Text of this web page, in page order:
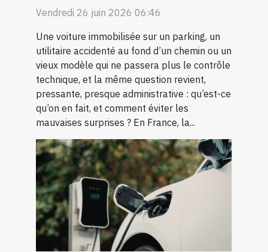
Vendredi 26 juin 2026 06:46
Une voiture immobilisée sur un parking, un
utilitaire accidenté au fond d’un chemin ou un
vieux modèle qui ne passera plus le contrôle
technique, et la même question revient,
pressante, presque administrative : qu’est-ce
qu’on en fait, et comment éviter les
mauvaises surprises ? En France, la...